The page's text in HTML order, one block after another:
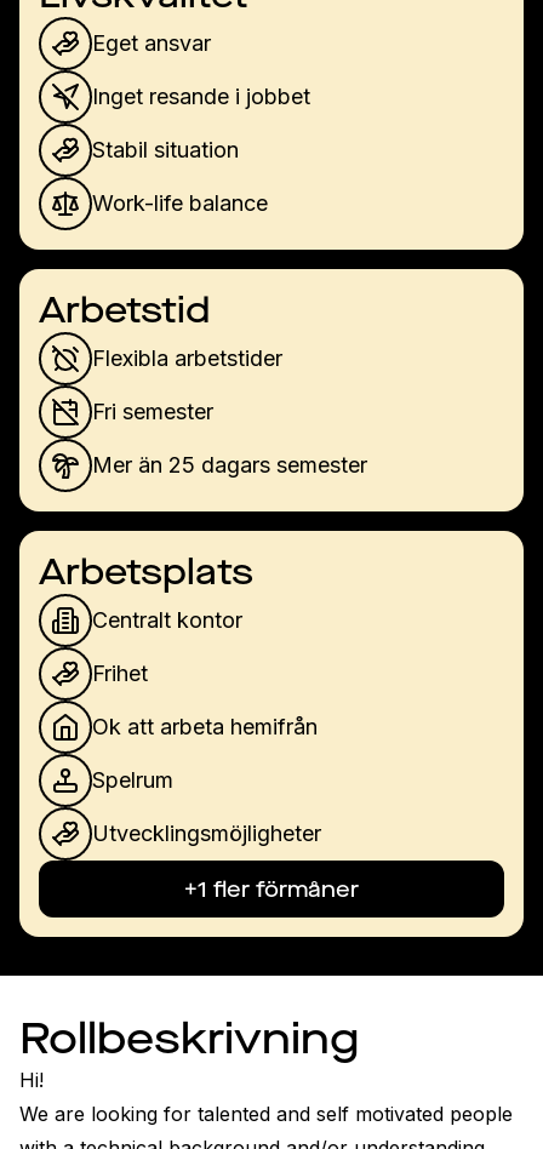
Eget ansvar
Inget resande i jobbet
Stabil situation
Work-life balance
Arbetstid
Flexibla arbetstider
Fri semester
Mer än 25 dagars semester
Arbetsplats
Centralt kontor
Frihet
Ok att arbeta hemifrån
Spelrum
Utvecklingsmöjligheter
+1 fler förmåner
Rollbeskrivning
Hi!
We are looking for talented and self motivated people